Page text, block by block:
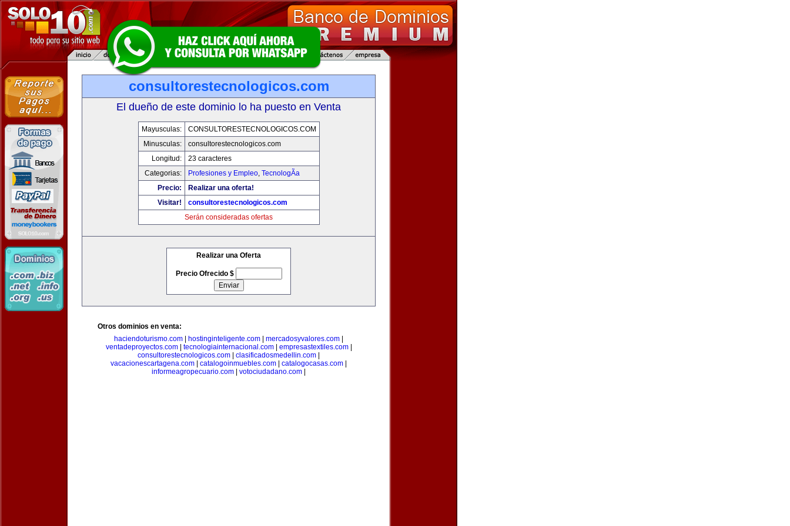
consultorestecnologicos.com
El dueño de este dominio lo ha puesto en Venta
Mayusculas:
CONSULTORESTECNOLOGICOS.COM
Minusculas:
consultorestecnologicos.com
Longitud:
23 caracteres
Categorias:
Profesiones y Empleo, TecnologÃ­a
Precio:
Realizar una oferta!
Visitar!
consultorestecnologicos.com
Serán consideradas ofertas
Realizar una Oferta
Precio Ofrecido $
Otros dominios en venta:
haciendoturismo.com
hostinginteligente.com mercadosyvalores.com
ventadeproyectos.com| tecnologiainternacional.com| empresastextiles.com|
consultorestecnologicos.com
clasificadosmedellin.com
vacacionescartagena.com
catalogoinmuebles.com catalogocasas.com
informeagropecuario.com
votociudadano.com